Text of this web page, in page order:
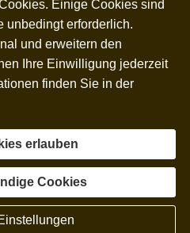
Einige Cookies sind
unbedingt erforderlich.
und erweitern den
Ihre Einwilligung jederzeit
finden Sie in der
erlauben
Cookies